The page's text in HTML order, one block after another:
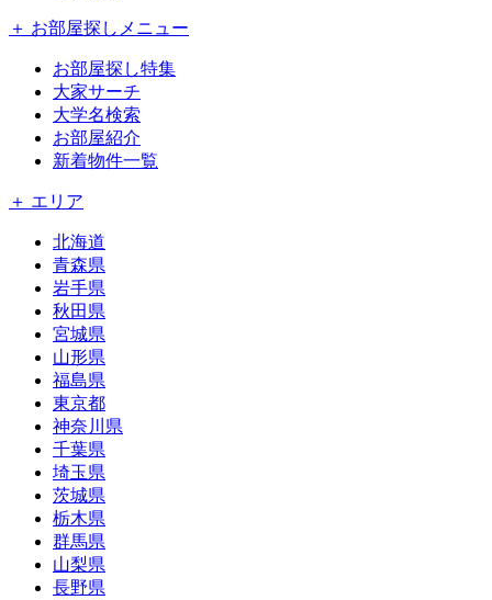
＋ お部屋探しメニュー
お部屋探し特集
大家サーチ
大学名検索
お部屋紹介
新着物件一覧
＋ エリア
北海道
青森県
岩手県
秋田県
宮城県
山形県
福島県
東京都
神奈川県
千葉県
埼玉県
茨城県
栃木県
群馬県
山梨県
長野県